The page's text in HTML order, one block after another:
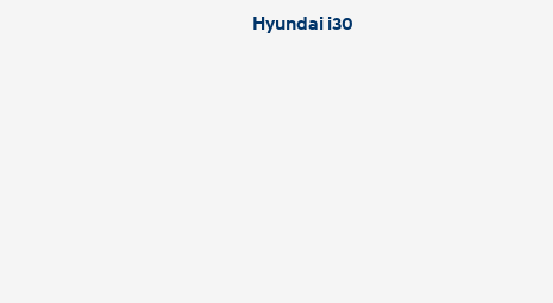
Hyundai i30